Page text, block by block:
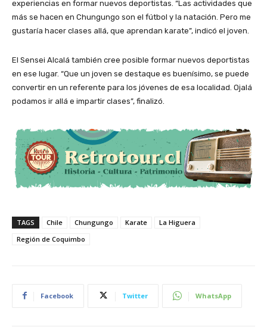
experiencias en formar nuevos deportistas. “Las actividades que
más se hacen en Chungungo son el fútbol y la natación. Pero me
gustaría hacer clases allá, que aprendan karate”, indicó el joven.
El Sensei Alcalá también cree posible formar nuevos deportistas
en ese lugar. “Que un joven se destaque es buenísimo, se puede
convertir en un referente para los jóvenes de esa localidad. Ojalá
podamos ir allá e impartir clases”, finalizó.
TAGS Chile Chungungo Karate
La Higuera
Región de Coquimbo
Facebook Twitter WhatsApp